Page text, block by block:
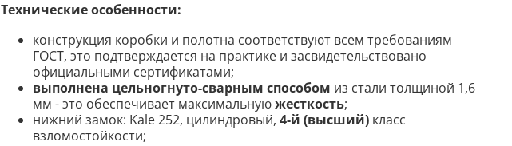
Технические особенности:
конструкция коробки и полотна соответствуют всем требованиям
ГОСТ, это подтверждается на практике и засвидетельствовано
официальными сертификатами;
выполнена цельногнуто-сварным способом из стали толщиной 1,6
мм - это обеспечивает максимальнуюжесткость;
нижний замок: Kale 252, цилиндровый, 4-й (высший) класс
взломостойкости;